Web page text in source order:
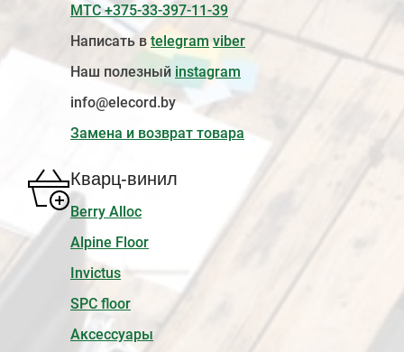
МТС +375-33-397-11-39
Написать в telegram viber
Наш полезный instagram
info@elecord.by
Замена и возврат товара
Кварц-винил
Berry Alloc
Alpine Floor
Invictus
SPC floor
Аксессуары